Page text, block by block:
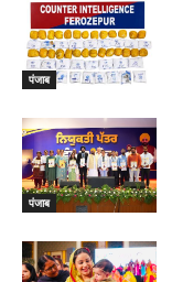
पंजाब
पंजाब